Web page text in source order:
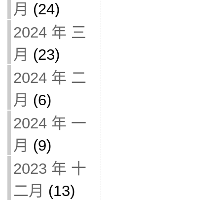
月 (24)
2024 年 三
月 (23)
2024 年 二
月 (6)
2024 年 一
月 (9)
2023 年 十
二月 (13)